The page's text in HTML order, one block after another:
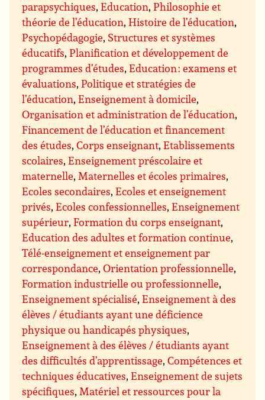
parapsychiques,Education,Philosophie et
théorie de l’éducation,Histoire de l’éducation,
Psychopédagogie, Structures et systèmes
éducatifs,Planification et développement de
programmes d’études,Education : examens et
évaluations,Politique et stratégies de
l’éducation,Enseignement à domicile,
Organisation et administration de l’éducation,
Financement de l’éducation et financement
des études,Corps enseignant,Etablissements
scolaires,Enseignement préscolaire et
maternelle,Maternelles et écoles primaires,
Ecoles secondaires,Ecoles et enseignement
privés,Ecoles confessionnelles,Enseignement
supérieur,Formation du corps enseignant,
Education des adultes et formation continue,
Télé-enseignement et enseignement par
correspondance,Orientation professionnelle,
Formation industrielle ou professionnelle,
Enseignement spécialisé,Enseignement à des
élèves / étudiants ayant une déficience
physique ou handicapés physiques,
Enseignement à des élèves / étudiants ayant
des difficultés d’apprentissage,Compétences et
techniques éducatives,Enseignement de sujets
spécifiques,Matériel et ressources pour la